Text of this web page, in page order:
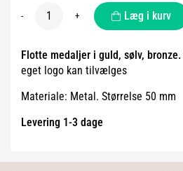
- + Læg i kurv
Flotte medaljer i guld, sølv, bronze.
eget logo kan tilvælges
Materiale: Metal. Størrelse 50 mm
Levering 1-3 dage